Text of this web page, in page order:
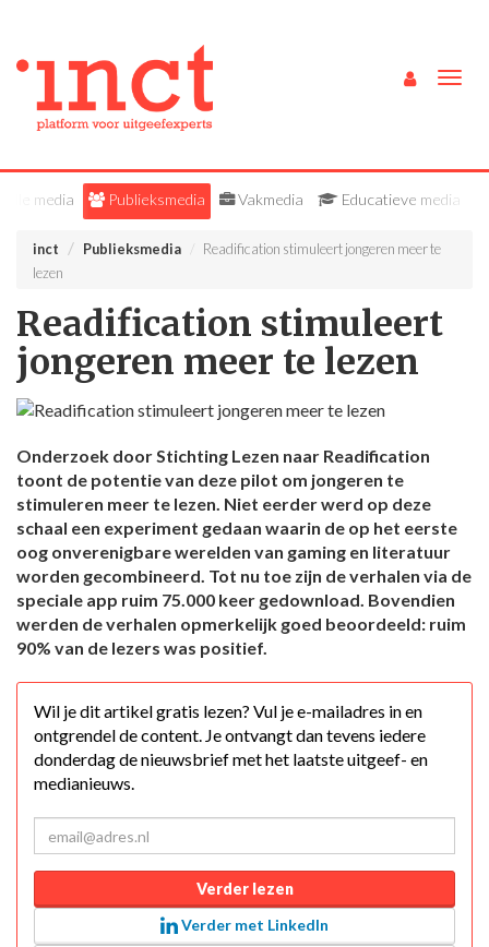
Alle media Publieksmedia Vakmedia Educatieve media
inct Publieksmedia
Readification stimuleert jongeren meer te
lezen
Readification stimuleert
jongeren meer te lezen
Onderzoek door Stichting Lezen naar Readification
toont de potentie van deze pilot om jongeren te
stimuleren meer te lezen. Niet eerder werd op deze
schaal een experiment gedaan waarin de op het eerste
oog onverenigbare werelden van gaming en literatuur
worden gecombineerd. Tot nu toe zijn de verhalen via de
speciale app ruim 75.000 keer gedownload. Bovendien
werden de verhalen opmerkelijk goed beoordeeld: ruim
90% van de lezers was positief.
Wil je dit artikel gratis lezen? Vul je e-mailadres in en
ontgrendel de content. Je ontvangt dan tevens iedere
donderdag de nieuwsbrief met het laatste uitgeef- en
medianieuws.
Verder lezen
Verder met LinkedIn